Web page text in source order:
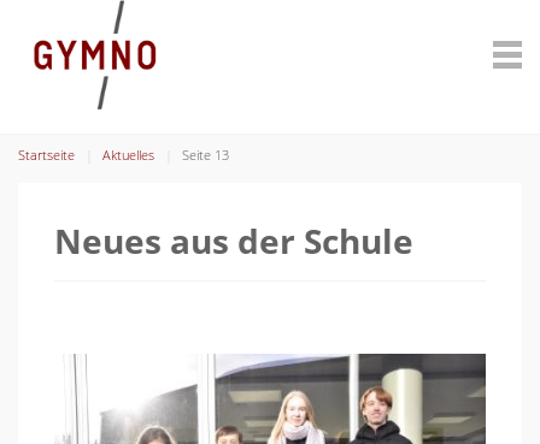
Startseite Aktuelles Seite 13
Neues aus der Schule